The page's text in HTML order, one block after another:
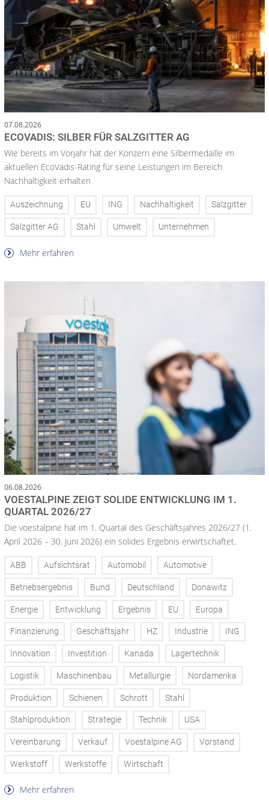
07.08.2026
ECOVADIS: SILBER FÜR SALZGITTER AG
Wie bereits im Vorjahr hat der Konzern eine Silbermedaille im
aktuellen EcoVadis-Rating für seine Leistungen im Bereich
Nachhaltigkeit erhalten
Auszeichnung EU ING Nachhaltigkeit Salzgitter
Salzgitter AG Stahl Umwelt Unternehmen
Mehr erfahren
06.08.2026
VOESTALPINE ZEIGT SOLIDE ENTWICKLUNG IM 1.
QUARTAL 2026/27
Die voestalpine hat im 1. Quartal des Geschäftsjahres 2026/27 (1.
April 2026 – 30. Juni 2026) ein solides Ergebnis erwirtschaftet.
ABB Aufsichtsrat Automobil Automotive
Betriebsergebnis Bund Deutschland Donawitz
Energie Entwicklung Ergebnis EU Europa
Finanzierung Geschäftsjahr HZ Industrie ING
Innovation Investition Kanada Lagertechnik
Logistik Maschinenbau Metallurgie Nordamerika
Produktion Schienen Schrott Stahl
Stahlproduktion Strategie Technik USA
Vereinbarung Verkauf Voestalpine AG Vorstand
Werkstoff Werkstoffe Wirtschaft
Mehr erfahren